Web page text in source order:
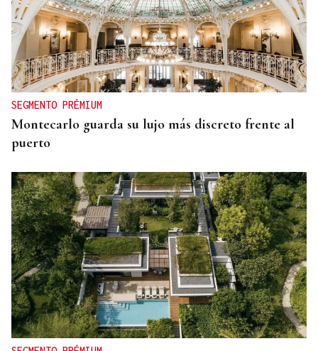
SEGMENTO PRÉMIUM
Montecarlo guarda su lujo más discreto frente al
puerto